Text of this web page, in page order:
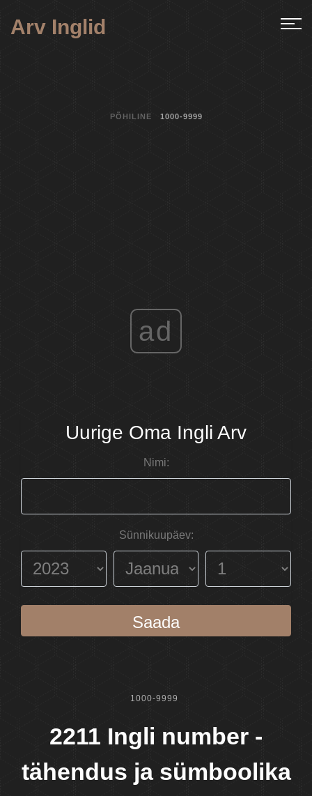
Arv Inglid
PÕHILINE 1000-9999
ad
Uurige Oma Ingli Arv
Nimi:
Sünnikuupäev:
Saada
1000-9999
2211 Ingli number -
tähendus ja sümboolika